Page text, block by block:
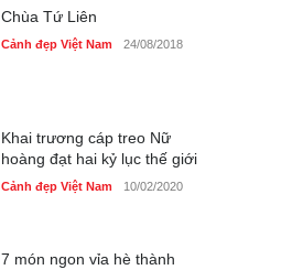
Cảnh đẹp Việt Nam
Chùa Tứ Liên
Cảnh đẹp Việt Nam 24/08/2018
Khai trương cáp treo Nữ
hoàng đạt hai kỷ lục thế giới
Cảnh đẹp Việt Nam 10/02/2020
7 món ngon vỉa hè thành